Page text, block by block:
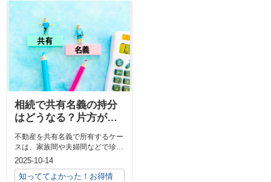
相続で共有名義の持分
はどうなる？片方が他
解説
不動産を共有名義で所有するケー
スは、家族間や夫婦間などで珍し
くありません。しかし、共有者の
一人が亡く...
2025-10-14
知っててよかった！お得情